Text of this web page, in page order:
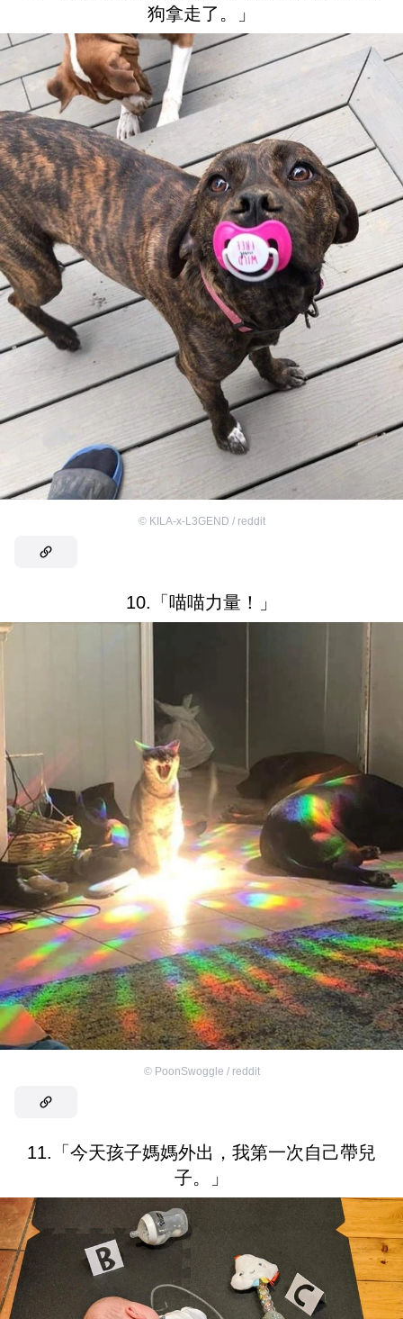
狗拿走了。」
© KILA-x-L3GEND / reddit
10.「喵喵力量！」
© PoonSwoggle / reddit
11.「今天孩子媽媽外出，我第一次自己帶兒
子。」